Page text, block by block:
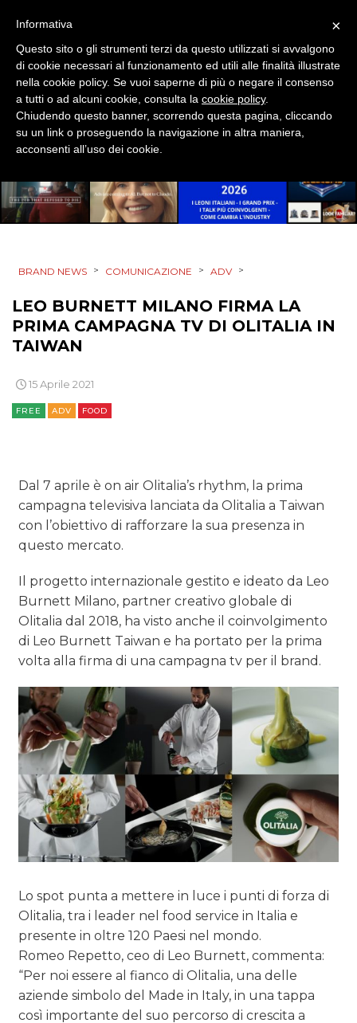
ESTERNA
RADIO / AUDIO
TV
DATI
NORMATIVE
CASE HISTORY
BRAND NEWS > COMUNICAZIONE > ADV >
LEO BURNETT MILANO FIRMA LA
PRIMA CAMPAGNA TV DI OLITALIA IN
TAIWAN
15 Aprile 2021
FREE ADV FOOD
Dal 7 aprile è on air Olitalia’s rhythm, la prima
campagna televisiva lanciata da Olitalia a Taiwan
con l’obiettivo di rafforzare la sua presenza in
questo mercato.
Il progetto internazionale gestito e ideato da Leo
Burnett Milano, partner creativo globale di
Olitalia dal 2018, ha visto anche il coinvolgimento
di Leo Burnett Taiwan e ha portato per la prima
volta alla firma di una campagna tv per il brand.
Lo spot punta a mettere in luce i punti di forza di
Olitalia, tra i leader nel food service in Italia e
presente in oltre 120 Paesi nel mondo.
Romeo Repetto, ceo di Leo Burnett, commenta:
“Per noi essere al fianco di Olitalia, una delle
aziende simbolo del Made in Italy, in una tappa
così importante del suo percorso di crescita a
×
Informativa
Questo sito o gli strumenti terzi da questo utilizzati si avvalgono
di cookie necessari al funzionamento ed utili alle finalità illustrate
nella cookie policy. Se vuoi saperne di più o negare il consenso
a tutti o ad alcuni cookie, consulta la cookie policy.
Chiudendo questo banner, scorrendo questa pagina, cliccando
su un link o proseguendo la navigazione in altra maniera,
acconsenti all’uso dei cookie.